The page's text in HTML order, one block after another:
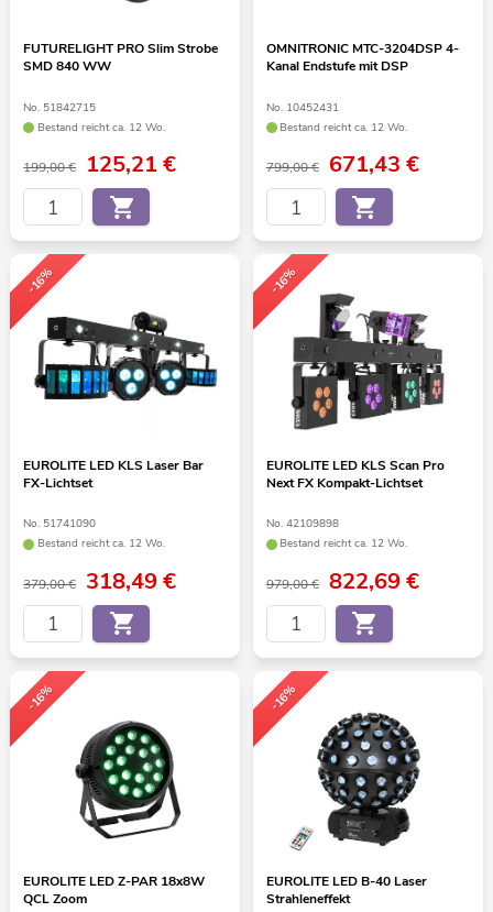
FUTURELIGHT PRO Slim Strobe
SMD 840 WW
No. 51842715
Bestand reicht ca. 12 Wo.
199,00 € 125,21€
OMNITRONIC MTC-3204DSP 4-
Kanal Endstufe mit DSP
No. 10452431
Bestand reicht ca. 12 Wo.
799,00 € 671,43 €
-16%
EUROLITE LED KLS Laser Bar
FX-Lichtset
No. 51741090
Bestand reicht ca. 12 Wo.
379,00 € 318,49€
-16%
EUROLITE LED KLS Scan Pro
Next FX Kompakt-Lichtset
No. 42109898
Bestand reicht ca. 12 Wo.
979,00 € 822,69€
-16%
EUROLITE LED Z-PAR 18x8W
QCL Zoom
-16%
EUROLITE LED B-40 Laser
Strahleneffekt